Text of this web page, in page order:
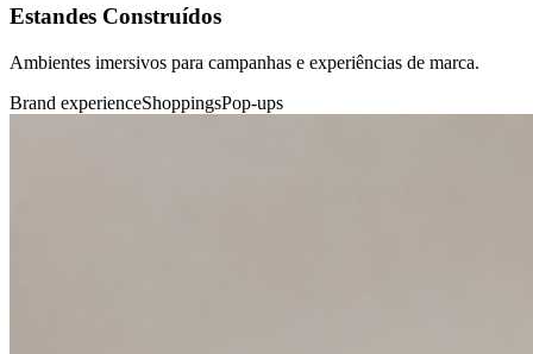
Estandes Construídos
Ambientes imersivos para campanhas e experiências de marca.
Brand experienceShoppingsPop-ups